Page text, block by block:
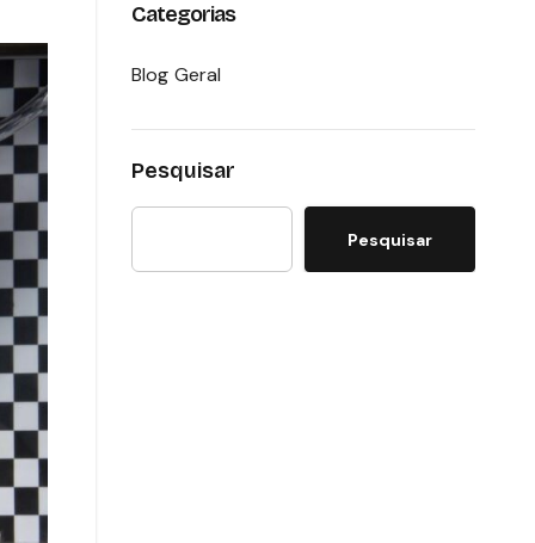
Categorias
Blog Geral
Pesquisar
Pesquisar